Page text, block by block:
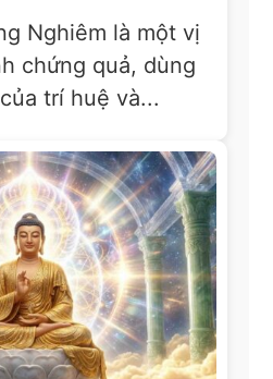
Nghiêm là một vị
chứng quả, dùng
trí huệ và...